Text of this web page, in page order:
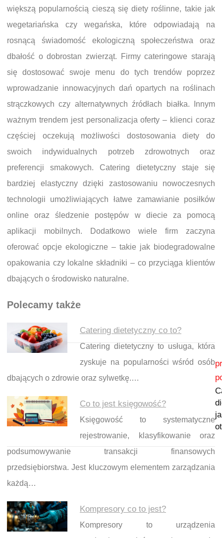
większą popularnością cieszą się diety roślinne, takie jak
wegetariańska czy wegańska, które odpowiadają na
rosnącą świadomość ekologiczną społeczeństwa oraz
dbałość o dobrostan zwierząt. Firmy cateringowe starają
się dostosować swoje menu do tych trendów poprzez
wprowadzanie innowacyjnych dań opartych na roślinach
strączkowych czy alternatywnych źródłach białka. Innym
ważnym trendem jest personalizacja oferty – klienci coraz
częściej oczekują możliwości dostosowania diety do
swoich indywidualnych potrzeb zdrowotnych oraz
preferencji smakowych. Catering dietetyczny staje się
bardziej elastyczny dzięki zastosowaniu nowoczesnych
technologii umożliwiających łatwe zamawianie posiłków
online oraz śledzenie postępów w diecie za pomocą
aplikacji mobilnych. Dodatkowo wiele firm zaczyna
oferować opcje ekologiczne – takie jak biodegradowalne
opakowania czy lokalne składniki – co przyciąga klientów
dbających o środowisko naturalne.
Polecamy także
Catering dietetyczny co to?
Catering dietetyczny to usługa, która
zyskuje na popularności wśród osób
dbających o zdrowie oraz sylwetkę.…
Co to jest księgowość?
Księgowość to systematyczne
rejestrowanie, klasyfikowanie oraz
podsumowywanie transakcji finansowych
przedsiębiorstwa. Jest kluczowym elementem zarządzania
każdą…
Kompresory co to jest?
Kompresory to urządzenia
Nawigacja wpisu